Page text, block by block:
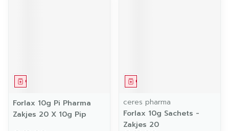
Geneesmiddel
Forlax 10g Pi Pharma
Zakjes 20 X 10g Pip
Geneesmiddel
ceres pharma
Forlax 10g Sachets -
Zakjes 20